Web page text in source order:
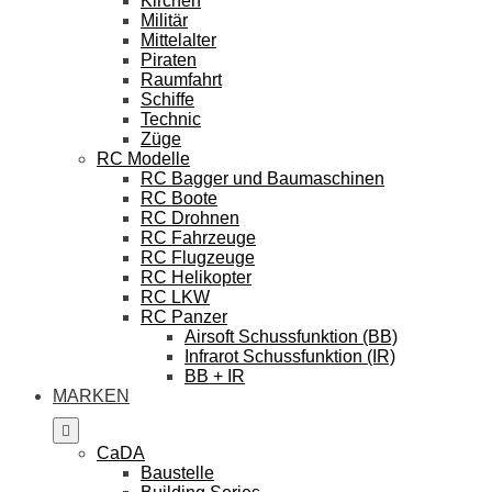
Militär
Mittelalter
Piraten
Raumfahrt
Schiffe
Technic
Züge
RC Modelle
RC Bagger und Baumaschinen
RC Boote
RC Drohnen
RC Fahrzeuge
RC Flugzeuge
RC Helikopter
RC LKW
RC Panzer
Airsoft Schussfunktion (BB)
Infrarot Schussfunktion (IR)
BB + IR
MARKEN
CaDA
Baustelle